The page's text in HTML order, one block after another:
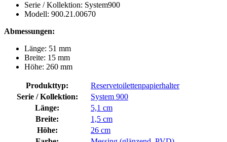
Serie / Kollektion: System900
Modell: 900.21.00670
Abmessungen:
Länge: 51 mm
Breite: 15 mm
Höhe: 260 mm
Produkttyp:
Reservetoilettenpapierhalter
Serie / Kollektion:
System 900
Länge:
5,1 cm
Breite:
1,5 cm
Höhe:
26 cm